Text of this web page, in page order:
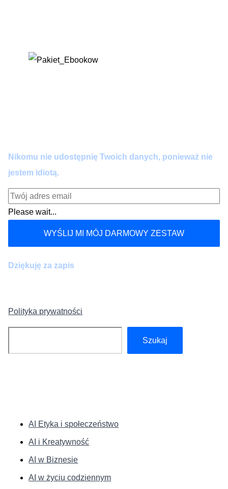
Nikomu nie udostępnię Twoich danych, ponieważ nie
jestem idiotą.
Please wait...
WYŚLIJ MI MÓJ DARMOWY ZESTAW
Dziękuję za zapis
Polityka prywatności
Szukaj
AI Etyka i społeczeństwo
AI i Kreatywność
AI w Biznesie
AI w życiu codziennym